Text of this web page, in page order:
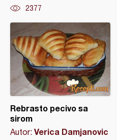
2377
Rebrasto pecivo sa
sirom
Autor: Verica Damjanovic